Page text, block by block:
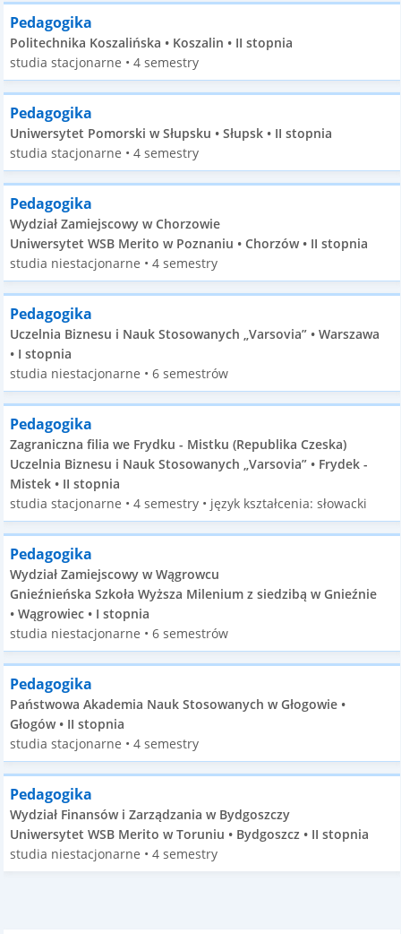
Pedagogika
Politechnika Koszalińska • Koszalin • II stopnia
studia stacjonarne • 4 semestry
Pedagogika
Uniwersytet Pomorski w Słupsku • Słupsk • II stopnia
studia stacjonarne • 4 semestry
Pedagogika
Wydział Zamiejscowy w Chorzowie
Uniwersytet WSB Merito w Poznaniu • Chorzów • II stopnia
studia niestacjonarne • 4 semestry
Pedagogika
Uczelnia Biznesu i Nauk Stosowanych „Varsovia” • Warszawa
• I stopnia
studia niestacjonarne • 6 semestrów
Pedagogika
Zagraniczna filia we Frydku - Mistku (Republika Czeska)
Uczelnia Biznesu i Nauk Stosowanych „Varsovia” • Frydek -
Mistek • II stopnia
studia stacjonarne • 4 semestry • język kształcenia: słowacki
Pedagogika
Wydział Zamiejscowy w Wągrowcu
Gnieźnieńska Szkoła Wyższa Milenium z siedzibą w Gnieźnie
• Wągrowiec • I stopnia
studia niestacjonarne • 6 semestrów
Pedagogika
Państwowa Akademia Nauk Stosowanych w Głogowie •
Głogów • II stopnia
studia stacjonarne • 4 semestry
Pedagogika
Wydział Finansów i Zarządzania w Bydgoszczy
Uniwersytet WSB Merito w Toruniu • Bydgoszcz • II stopnia
studia niestacjonarne • 4 semestry